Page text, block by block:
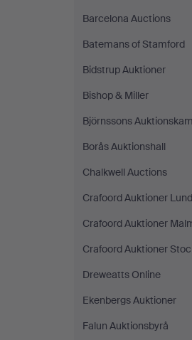
Barcelona Auctions
Batemans of Stamford
Bidstrup Auktioner
Bishop & Miller
Björnssons
Borås Auktionshall
Chalkwell Auctions
Crafoord Auktioner Lund
Crafoord Auktioner
Crafoord Auktioner
Dreweatts Online
Ekenbergs Auktioner
Falun Auktionsbyrå